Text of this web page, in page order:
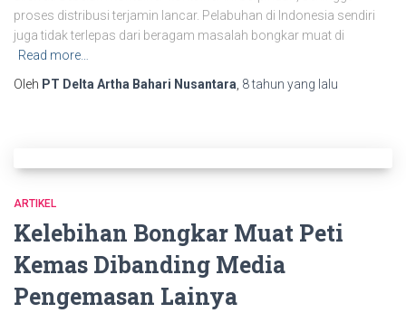
proses distribusi terjamin lancar. Pelabuhan di Indonesia sendiri
juga tidak terlepas dari beragam masalah bongkar muat di
Read more…
Oleh PT Delta Artha Bahari Nusantara 8 tahun yang lalu
ARTIKEL
Kelebihan Bongkar Muat Peti
Kemas Dibanding Media
Pengemasan Lainya